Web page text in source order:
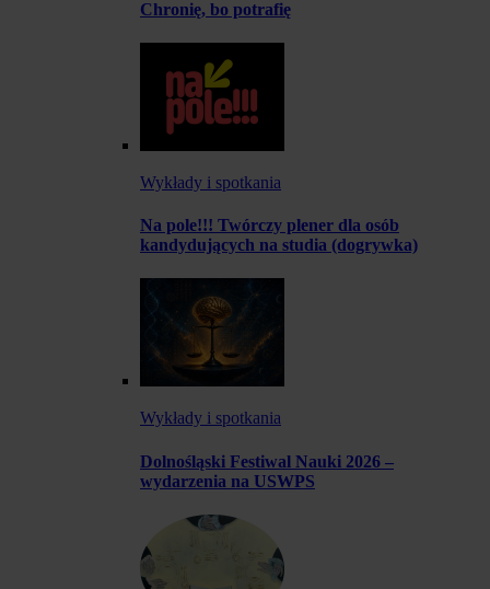
Chronię, bo potrafię
Wykłady i spotkania
Na pole!!! Twórczy plener dla osób
kandydujących na studia (dogrywka)
Wykłady i spotkania
Dolnośląski Festiwal Nauki 2026 –
wydarzenia na USWPS